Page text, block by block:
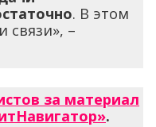
. В этом
связи», –
за материал
.